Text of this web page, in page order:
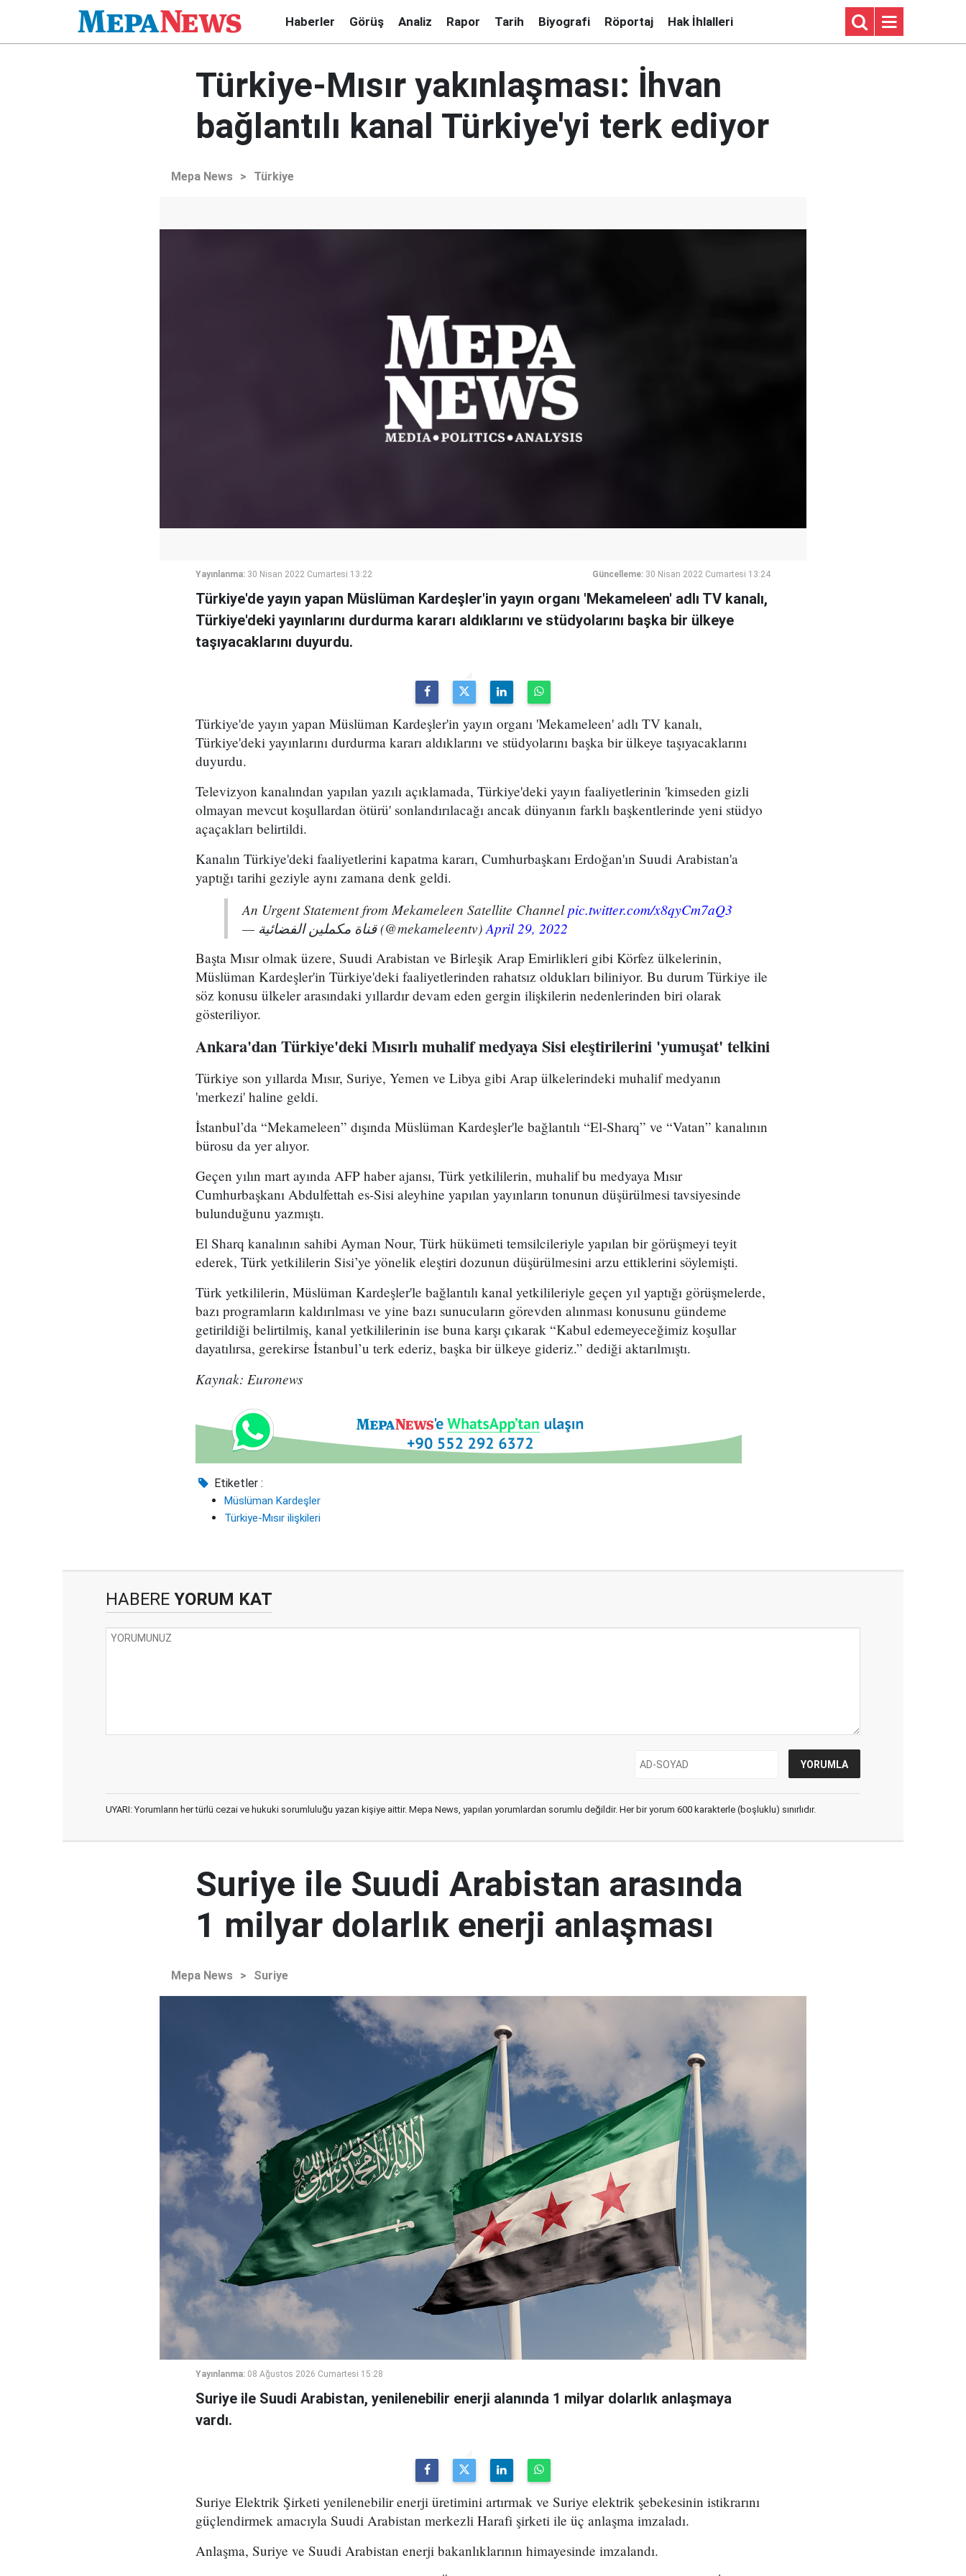
Haberler Görüş Analiz Rapor Tarih Biyografi Röportaj Hak İhlalleri
Türkiye-Mısır yakınlaşması: İhvan
bağlantılı kanal Türkiye'yi terk ediyor
Mepa News > Türkiye
Yayınlanma: 30 Nisan 2022 Cumartesi 13:22 Güncelleme: 30 Nisan 2022 Cumartesi 13:24
Türkiye'de yayın yapan Müslüman Kardeşler'in yayın organı 'Mekameleen' adlı TV kanalı,
Türkiye'deki yayınlarını durdurma kararı aldıklarını ve stüdyolarını başka bir ülkeye
taşıyacaklarını duyurdu.
Türkiye'de yayın yapan Müslüman Kardeşler'in yayın organı 'Mekameleen' adlı TV kanalı,
Türkiye'deki yayınlarını durdurma kararı aldıklarını ve stüdyolarını başka bir ülkeye taşıyacaklarını
duyurdu.
Televizyon kanalından yapılan yazılı açıklamada, Türkiye'deki yayın faaliyetlerinin 'kimseden gizli
olmayan mevcut koşullardan ötürü' sonlandırılacağı ancak dünyanın farklı başkentlerinde yeni stüdyo
açaçakları belirtildi.
Kanalın Türkiye'deki faaliyetlerini kapatma kararı, Cumhurbaşkanı Erdoğan'ın Suudi Arabistan'a
yaptığı tarihi geziyle aynı zamana denk geldi.
An Urgent Statement from Mekameleen Satellite Channelpic.twitter.com/x8qyCm7aQ3
— قناة مكملين الفضائية (@mekameleentv)April 29, 2022
Başta Mısır olmak üzere, Suudi Arabistan ve Birleşik Arap Emirlikleri gibi Körfez ülkelerinin,
Müslüman Kardeşler'in Türkiye'deki faaliyetlerinden rahatsız oldukları biliniyor. Bu durum Türkiye ile
söz konusu ülkeler arasındaki yıllardır devam eden gergin ilişkilerin nedenlerinden biri olarak
gösteriliyor.
Ankara'dan Türkiye'deki Mısırlı muhalif medyaya Sisi eleştirilerini 'yumuşat' telkini
Türkiye son yıllarda Mısır, Suriye, Yemen ve Libya gibi Arap ülkelerindeki muhalif medyanın
'merkezi' haline geldi.
İstanbul’da “Mekameleen” dışında Müslüman Kardeşler'le bağlantılı “El-Sharq” ve “Vatan” kanalının
bürosu da yer alıyor.
Geçen yılın mart ayında AFP haber ajansı, Türk yetkililerin, muhalif bu medyaya Mısır
Cumhurbaşkanı Abdulfettah es-Sisi aleyhine yapılan yayınların tonunun düşürülmesi tavsiyesinde
bulunduğunu yazmıştı.
El Sharq kanalının sahibi Ayman Nour, Türk hükümeti temsilcileriyle yapılan bir görüşmeyi teyit
ederek, Türk yetkililerin Sisi’ye yönelik eleştiri dozunun düşürülmesini arzu ettiklerini söylemişti.
Türk yetkililerin, Müslüman Kardeşler'le bağlantılı kanal yetkilileriyle geçen yıl yaptığı görüşmelerde,
bazı programların kaldırılması ve yine bazı sunucuların görevden alınması konusunu gündeme
getirildiği belirtilmiş, kanal yetkililerinin ise buna karşı çıkarak “Kabul edemeyeceğimiz koşullar
dayatılırsa, gerekirse İstanbul’u terk ederiz, başka bir ülkeye gideriz.” dediği aktarılmıştı.
Kaynak: Euronews
Etiketler :
Müslüman Kardeşler
Türkiye-Mısır ilişkileri
HABERE YORUM KAT
UYARI: Yorumların her türlü cezai ve hukuki sorumluluğu yazan kişiye aittir. Mepa News, yapılan yorumlardan sorumlu değildir. Her bir yorum 600 karakterle (boşluklu) sınırlıdır.
Suriye ile Suudi Arabistan arasında
1 milyar dolarlık enerji anlaşması
Mepa News > Suriye
Yayınlanma: 08 Ağustos 2026 Cumartesi 15:28
Suriye ile Suudi Arabistan, yenilenebilir enerji alanında 1 milyar dolarlık anlaşmaya
vardı.
Suriye Elektrik Şirketi yenilenebilir enerji üretimini artırmak ve Suriye elektrik şebekesinin istikrarını
güçlendirmek amacıyla Suudi Arabistan merkezli Harafi şirketi ile üç anlaşma imzaladı.
Anlaşma, Suriye ve Suudi Arabistan enerji bakanlıklarının himayesinde imzalandı.